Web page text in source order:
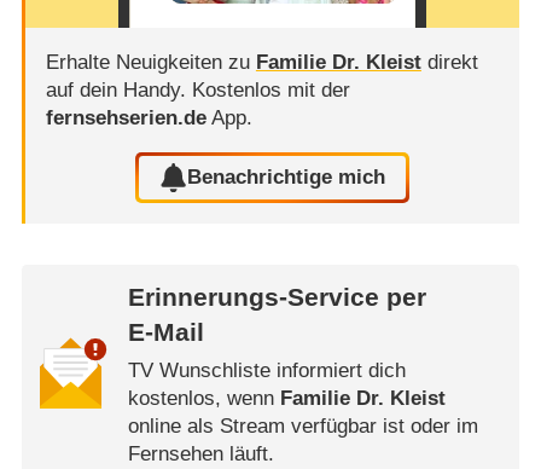
Erhalte Neuigkeiten zu Familie Dr. Kleistdirekt
auf dein Handy. Kostenlos mit der
fernsehserien.deApp.
Benachrichtige mich
Erinnerungs-Service per
E-Mail
TV Wunschliste informiert dich
kostenlos, wenn Familie Dr. Kleist
online als Stream verfügbar ist oder im
Fernsehen läuft.